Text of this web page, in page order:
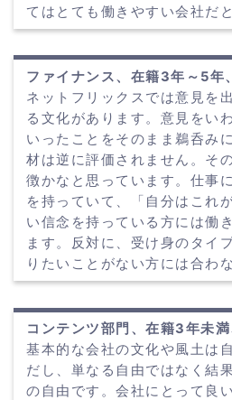
てはとても働きやすい会社だ
ファイナンス、在籍3年～5年
ネットフリックスでは意見を
る文化があります。意見をい
いったことをそのまま鵜呑み
材は逆に評価されません。そ
徴かなと思っています。仕事
を持っていて、「自分はこれ
い信念を持っている方には働
ます。反対に、受け身のタイ
りたいことがない方には合わ
コンテンツ部門、在籍3年未
基本的な会社の文化や風土は
だし、単なる自由ではなく結
の自由です。会社にとって良